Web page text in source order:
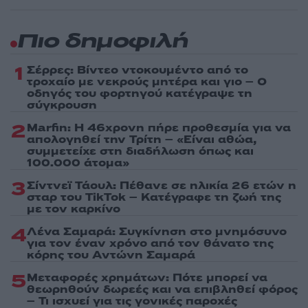
Πιο δημοφιλή
1 Σέρρες: Βίντεο ντοκουμέντο από το
τροχαίο με νεκρούς μητέρα και γιο – Ο
οδηγός του φορτηγού κατέγραψε τη
σύγκρουση
2Marfin: Η 46χρονη πήρε προθεσμία για να
απολογηθεί την Τρίτη – «Είναι αθώα,
συμμετείχε στη διαδήλωση όπως και
100.000 άτομα»
3Σίντνεϊ Τάουλ: Πέθανε σε ηλικία 26 ετών η
σταρ του TikTok – Kατέγραφε τη ζωή της
με τον καρκίνο
4Λένα Σαμαρά: Συγκίνηση στο μνημόσυνο
για τον έναν χρόνο από τον θάνατο της
κόρης του Αντώνη Σαμαρά
5Μεταφορές χρημάτων: Πότε μπορεί να
θεωρηθούν δωρεές και να επιβληθεί φόρος
– Τι ισχυεί για τις γονικές παροχές